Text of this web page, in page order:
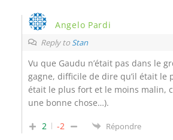
Angelo Pardi
Reply toStan
Vu que Gaudu n’était pas dans le
gagne, difficile de dire qu’il était le
était le plus fort et le moins malin,
une bonne chose…).
2 -2 Répondre